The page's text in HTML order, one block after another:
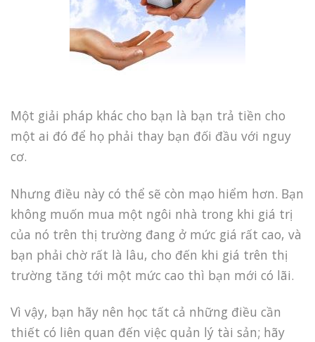
Một giải pháp khác cho bạn là bạn trả tiền cho
một ai đó để họ phải thay bạn đối đầu với nguy
cơ.
Nhưng điều này có thể sẽ còn mạo hiểm hơn. Bạn
không muốn mua một ngôi nhà trong khi giá trị
của nó trên thị trường đang ở mức giá rất cao, và
bạn phải chờ rất là lâu, cho đến khi giá trên thị
trường tăng tới một mức cao thì bạn mới có lãi.
Vì vậy, bạn hãy nên học tất cả những điều cần
thiết có liên quan đến việc quản lý tài sản; hãy